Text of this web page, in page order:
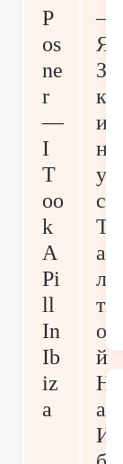
P
os
ne
r
—
I
T
oo
k
A
Pi
ll
In
Ib
iz
a
—
Я
За
к
и
н
ул
ся
Т
аб
ле
тк
о
й
Н
а
И